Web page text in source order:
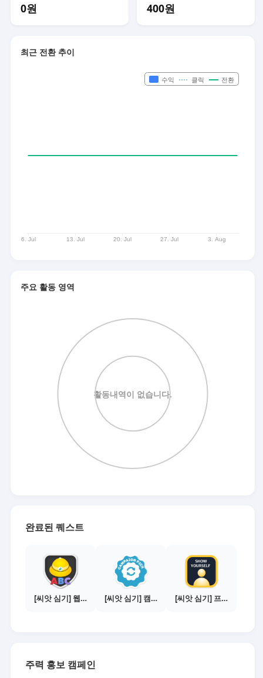
0원 400원
최근 전환 추이
주요 활동 영역
완료된 퀘스트
[씨앗 심기] 웹툰보기 - 주의사항 편 [씨앗 심기] 캠페인 선택하기 - PICK 1개 [씨앗 심기] 프로필 사진 등록하기
주력 홍보 캠페인